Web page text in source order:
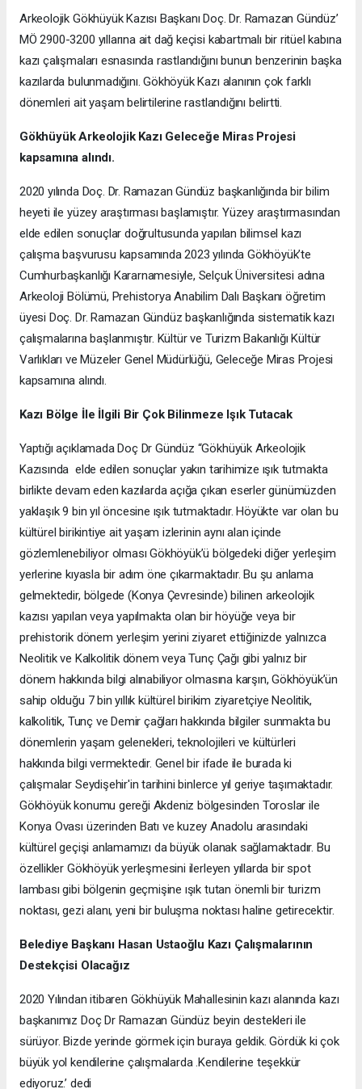
Arkeolojik Gökhüyük Kazısı Başkanı Doç. Dr. Ramazan Gündüz’
MÖ 2900-3200 yıllarına ait dağ keçisi kabartmalı bir ritüel kabına
kazı çalışmaları esnasında rastlandığını bunun benzerinin başka
kazılarda bulunmadığını. Gökhöyük Kazı alanının çok farklı
dönemleri ait yaşam belirtilerine rastlandığını belirtti.
Gökhüyük Arkeolojik Kazı Geleceğe Miras Projesi
kapsamına alındı.
2020 yılında Doç. Dr. Ramazan Gündüz başkanlığında bir bilim
heyeti ile yüzey araştırması başlamıştır. Yüzey araştırmasından
elde edilen sonuçlar doğrultusunda yapılan bilimsel kazı
çalışma başvurusu kapsamında 2023 yılında Gökhöyük’te
Cumhurbaşkanlığı Kararnamesiyle, Selçuk Üniversitesi adına
Arkeoloji Bölümü, Prehistorya Anabilim Dalı Başkanı öğretim
üyesi Doç. Dr. Ramazan Gündüz başkanlığında sistematik kazı
çalışmalarına başlanmıştır. Kültür ve Turizm Bakanlığı Kültür
Varlıkları ve Müzeler Genel Müdürlüğü, Geleceğe Miras Projesi
kapsamına alındı.
Kazı Bölge İle İlgili Bir Çok Bilinmeze Işık Tutacak
Yaptığı açıklamada Doç Dr Gündüz “Gökhüyük Arkeolojik
Kazısında elde edilen sonuçlar yakın tarihimize ışık tutmakta
birlikte devam eden kazılarda açığa çıkan eserler günümüzden
yaklaşık 9 bin yıl öncesine ışık tutmaktadır. Höyükte var olan bu
kültürel birikintiye ait yaşam izlerinin aynı alan içinde
gözlemlenebiliyor olması Gökhöyük’ü bölgedeki diğer yerleşim
yerlerine kıyasla bir adım öne çıkarmaktadır. Bu şu anlama
gelmektedir, bölgede (Konya Çevresinde) bilinen arkeolojik
kazısı yapılan veya yapılmakta olan bir höyüğe veya bir
prehistorik dönem yerleşim yerini ziyaret ettiğinizde yalnızca
Neolitik ve Kalkolitik dönem veya Tunç Çağı gibi yalnız bir
dönem hakkında bilgi alınabiliyor olmasına karşın, Gökhöyük’ün
sahip olduğu 7 bin yıllık kültürel birikim ziyaretçiye Neolitik,
kalkolitik, Tunç ve Demir çağları hakkında bilgiler sunmakta bu
dönemlerin yaşam gelenekleri, teknolojileri ve kültürleri
hakkında bilgi vermektedir. Genel bir ifade ile burada ki
çalışmalar Seydişehir'in tarihini binlerce yıl geriye taşımaktadır.
Gökhöyük konumu gereği Akdeniz bölgesinden Toroslar ile
Konya Ovası üzerinden Batı ve kuzey Anadolu arasındaki
kültürel geçişi anlamamızı da büyük olanak sağlamaktadır. Bu
özellikler Gökhöyük yerleşmesini ilerleyen yıllarda bir spot
lambası gibi bölgenin geçmişine ışık tutan önemli bir turizm
noktası, gezi alanı, yeni bir buluşma noktası haline getirecektir.
Belediye Başkanı Hasan Ustaoğlu Kazı Çalışmalarının
Destekçisi Olacağız
2020 Yılından itibaren Gökhüyük Mahallesinin kazı alanında kazı
başkanımız Doç Dr Ramazan Gündüz beyin destekleri ile
sürüyor. Bizde yerinde görmek için buraya geldik. Gördük ki çok
büyük yol kendilerine çalışmalarda .Kendilerine teşekkür
ediyoruz.’ dedi